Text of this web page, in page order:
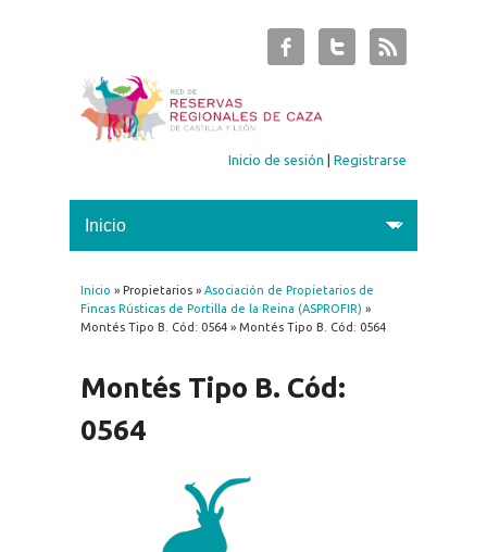
Inicio de sesión |Registrarse
Se encuentra usted aquí
Inicio » Propietarios » Asociación de Propietarios de
Fincas Rústicas de Portilla de la Reina (ASPROFIR) »
Montés Tipo B. Cód: 0564 » Montés Tipo B. Cód: 0564
Montés Tipo B. Cód:
0564